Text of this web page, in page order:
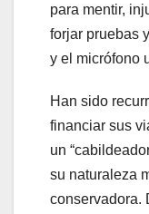
para mentir,
forjar pruebas
y el micrófono
Han sido
financiar sus
un
su naturaleza
conservadora.